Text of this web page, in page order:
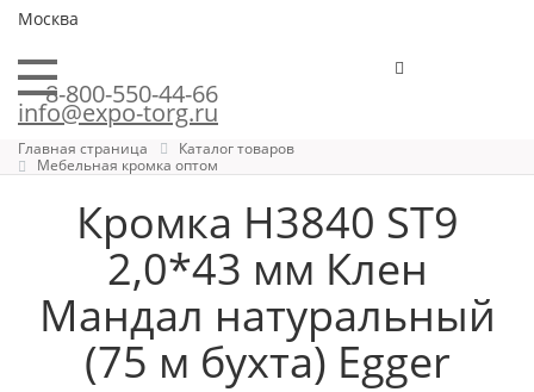
Москва
8-800-550-44-66
info@expo-torg.ru
Главная страница
Каталог товаров
Мебельная кромка оптом
Кромка H3840 ST9
2,0*43 мм Клен
Мандал натуральный
(75 м бухта) Egger